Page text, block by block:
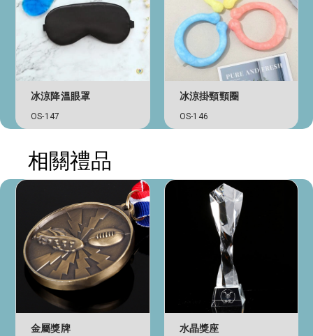
冰涼降溫眼罩
OS-147
冰涼掛頸頸圈
OS-146
相關禮品
金屬獎牌 水晶獎座